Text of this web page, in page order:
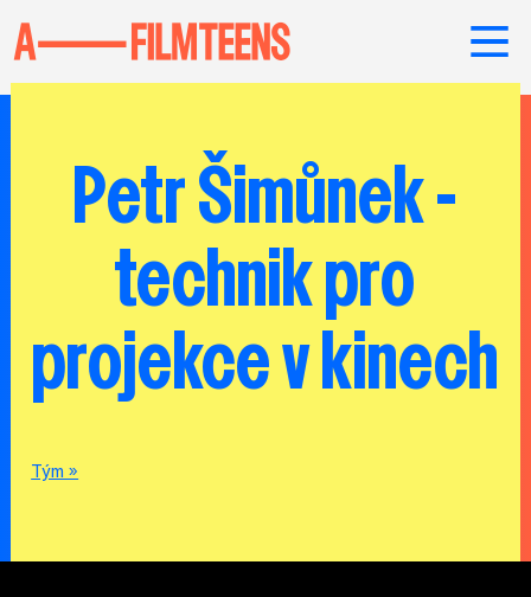
Petr Šimůnek -
technik pro
projekce v kinech
Tým »